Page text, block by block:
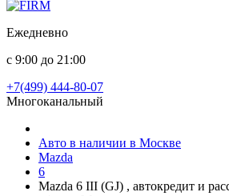
Ежедневно
с 9:00 до 21:00
+7(499) 444-80-07
Многоканальный
Авто в наличии в Москве
Mazda
6
Mazda 6 III (GJ) , автокредит и